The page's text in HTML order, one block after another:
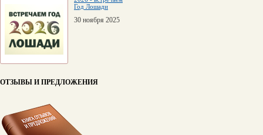
Год Лошади
30 ноября 2025
ОТЗЫВЫ И ПРЕДЛОЖЕНИЯ